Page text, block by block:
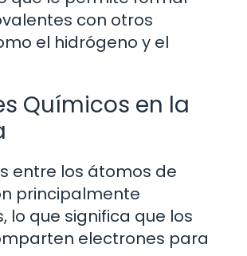
con otros
el hidrógeno y el
Químicos en la
entre los átomos de
principalmente
lo que significa que los
electrones para